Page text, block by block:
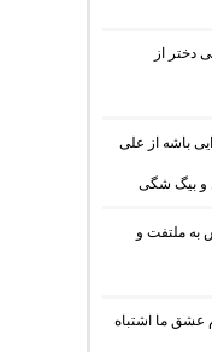
دختر از
باشه از علی
و بیگ شگی
به ملتفت و
عشق ما اشتباه